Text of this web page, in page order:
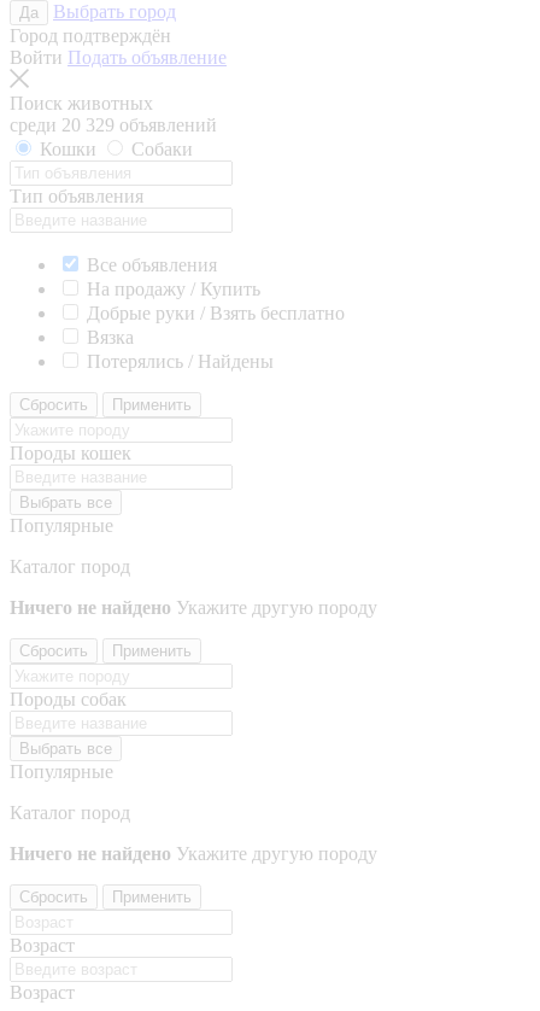
Да
Выбрать город
Город подтверждён
Войти Подать объявление
Поиск животных
среди 20 329 объявлений
Кошки
Собаки
Тип объявления
Все объявления
На продажу / Купить
Добрые руки / Взять бесплатно
Вязка
Потерялись / Найдены
Сбросить Применить
Породы кошек
Выбрать все
Популярные
Каталог пород
Ничего не найдено Укажите другую породу
Сбросить Применить
Породы собак
Выбрать все
Популярные
Каталог пород
Ничего не найдено Укажите другую породу
Сбросить Применить
Возраст
Возраст